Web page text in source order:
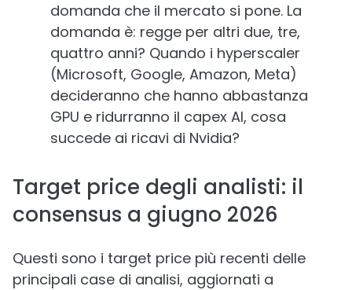
domanda che il mercato si pone. La
domanda è: regge per altri due, tre,
quattro anni? Quando i hyperscaler
(Microsoft, Google, Amazon, Meta)
decideranno che hanno abbastanza
GPU e ridurranno il capex AI, cosa
succede ai ricavi di Nvidia?
Target price degli analisti: il
consensus a giugno 2026
Questi sono i target price più recenti delle
principali case di analisi, aggiornati a